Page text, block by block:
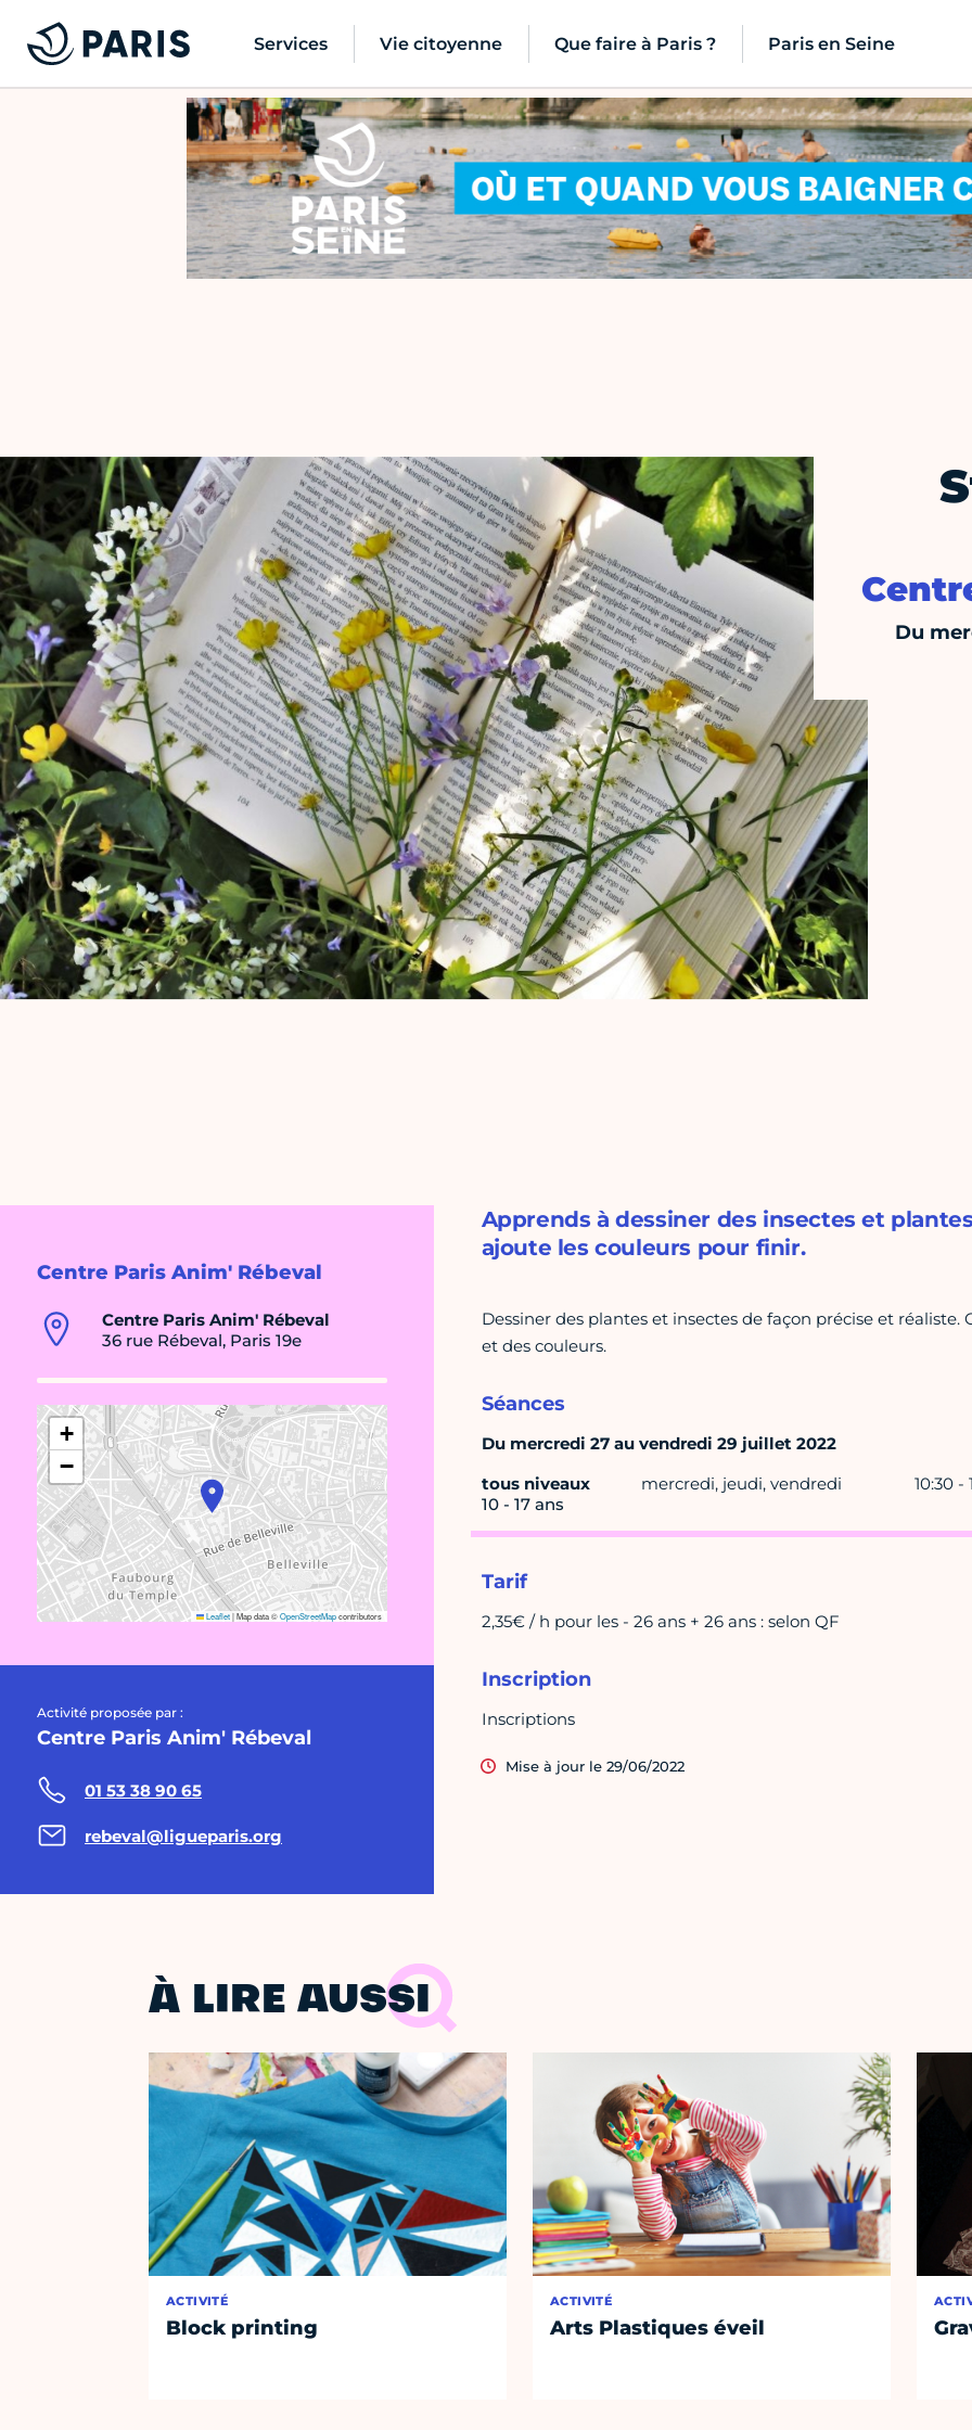
Services Vie citoyenne Que faire à Paris ? Paris en Seine
Du
Centre Paris Anim' Rébeval
Centre Paris Anim' Rébeval
36 rue Rébeval, Paris 19e
+
−
Leaflet|Map data ©OpenStreetMapcontributors
Activité proposée par :
Centre Paris Anim' Rébeval
01 53 38 90 65
rebeval@ligueparis.org
Apprends à dessiner des insectes et
ajoute les couleurs pour finir.
Dessiner des plantes et insectes de façon précise et
et des couleurs.
Séances
Du mercredi 27 au vendredi 29 juillet 2022
tous niveaux
10 - 17 ans
mercredi, jeudi, vendredi 10:30 -
Tarif
2,35€ / h pour les - 26 ans + 26 ans : selon QF
Inscription
Inscriptions
Mise à jour le 29/06/2022
À LIRE AUSSI
ACTIVITÉ
Block printing
ACTIVITÉ
Arts Plastiques éveil